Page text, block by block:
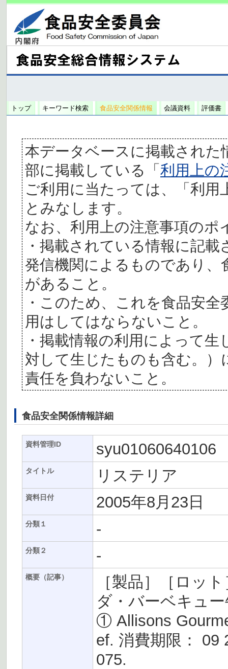
トップ キーワード検索 食品安全関係情報 会議資料 評価書
本データベースに掲載された
部に掲載している「利用上の
ご利用に当たっては、「利
とみなします。
なお、利用上の注意事項の
・掲載されている情報に記
発信機関によるものであり、
があること。
・このため、これを食品安
用はしてはならないこと。
・掲載情報の利用によって
対して生じたものも含む。
責任を負わないこと。
食品安全関係情報詳細
資料管理ID syu01060640106
タイトル リステリア
資料日付 2005年8月23日
分類１ -
分類２ -
概要（記事）
［製品］［ロッ
ダ・バーベキュ
① Allisons
ef. 消費期限： 09
075.